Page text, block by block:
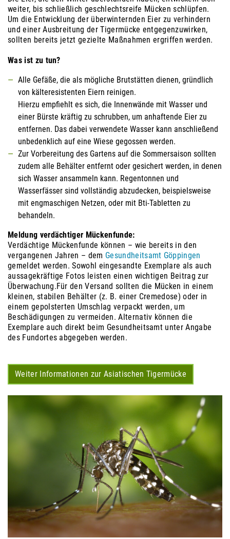
weiter, bis schließlich geschlechtsreife Mücken schlüpfen.
Um die Entwicklung der überwinternden Eier zu verhindern
und einer Ausbreitung der Tigermücke entgegenzuwirken,
sollten bereits jetzt gezielte Maßnahmen ergriffen werden.
Was ist zu tun?
Alle Gefäße, die als mögliche Brutstätten dienen, gründlich
von kälteresistenten Eiern reinigen.
Hierzu empfiehlt es sich, die Innenwände mit Wasser und
einer Bürste kräftig zu schrubben, um anhaftende Eier zu
entfernen. Das dabei verwendete Wasser kann anschließend
unbedenklich auf eine Wiese gegossen werden.
Zur Vorbereitung des Gartens auf die Sommersaison sollten
zudem alle Behälter entfernt oder gesichert werden, in denen
sich Wasser ansammeln kann. Regentonnen und
Wasserfässer sind vollständig abzudecken, beispielsweise
mit engmaschigen Netzen, oder mit Bti-Tabletten zu
behandeln.
Meldung verdächtiger Mückenfunde:
Verdächtige Mückenfunde können – wie bereits in den
vergangenen Jahren – dem Gesundheitsamt Göppingen
gemeldet werden. Sowohl eingesandte Exemplare als auch
aussagekräftige Fotos leisten einen wichtigen Beitrag zur
Überwachung.Für den Versand sollten die Mücken in einem
kleinen, stabilen Behälter (z. B. einer Cremedose) oder in
einem gepolsterten Umschlag verpackt werden, um
Beschädigungen zu vermeiden. Alternativ können die
Exemplare auch direkt beim Gesundheitsamt unter Angabe
des Fundortes abgegeben werden.
Weiter Informationen zur Asiatischen Tigermücke